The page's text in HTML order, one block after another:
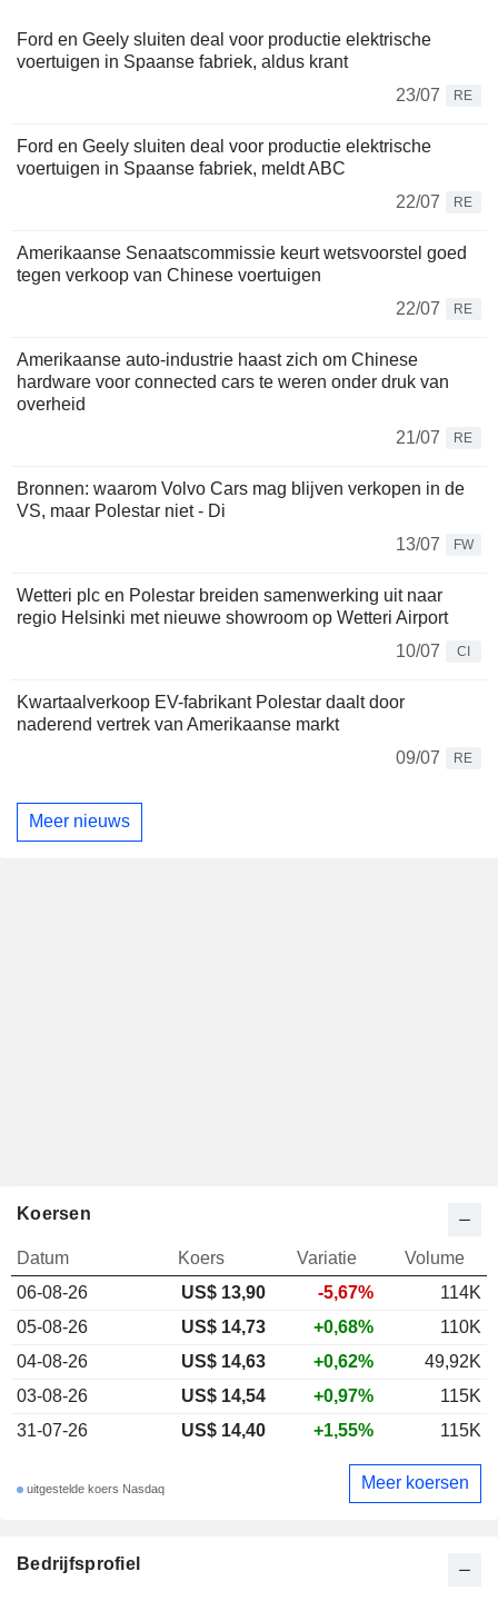
Ford en Geely sluiten deal voor productie elektrische
voertuigen in Spaanse fabriek, aldus krant
23/07
RE
Ford en Geely sluiten deal voor productie elektrische
voertuigen in Spaanse fabriek, meldt ABC
22/07
RE
Amerikaanse Senaatscommissie keurt wetsvoorstel goed
tegen verkoop van Chinese voertuigen
22/07
RE
Amerikaanse auto-industrie haast zich om Chinese
hardware voor connected cars te weren onder druk van
overheid
21/07
RE
Bronnen: waarom Volvo Cars mag blijven verkopen in de
VS, maar Polestar niet - Di
13/07
FW
Wetteri plc en Polestar breiden samenwerking uit naar
regio Helsinki met nieuwe showroom op Wetteri Airport
10/07
CI
Kwartaalverkoop EV-fabrikant Polestar daalt door
naderend vertrek van Amerikaanse markt
09/07
RE
Meer nieuws
Bedrijfsprofiel
Koersen
Datum Koers Variatie
Volume
06-08-26
US$ 13,90 -5,67%
114K
05-08-26
US$ 14,73 +0,68%
110K
04-08-26
US$ 14,63 +0,62%
49,92K
03-08-26
US$ 14,54 +0,97%
115K
31-07-26
US$ 14,40 +1,55% 115K
uitgestelde koers Nasdaq Meer koersen